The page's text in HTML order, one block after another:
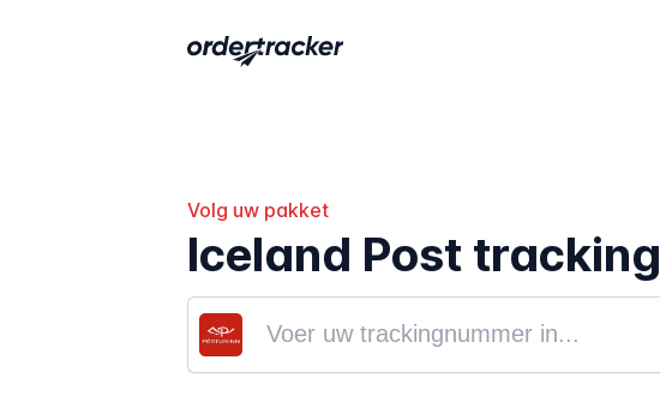
Volg uw pakket
Iceland Post tracking